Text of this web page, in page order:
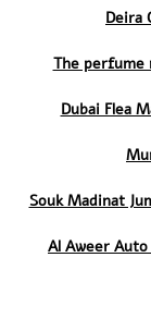
Deira
The perfume
Dubai Flea
Souk Madinat
Al Aweer